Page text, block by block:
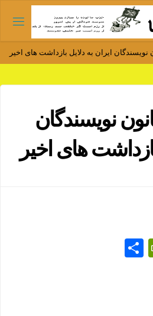
ایران به دلایل بازداشت های اخیر
نویسندگان
های اخیر
Pr